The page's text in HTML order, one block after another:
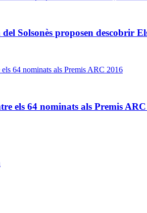
Solsonès proposen descobrir
els 64 nominats als Premis